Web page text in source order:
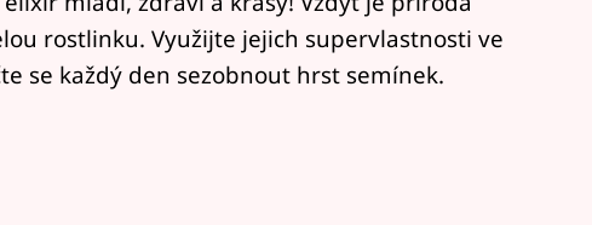
rostlinku. Využijte jejich supervlastnosti ve
se každý den sezobnout hrst semínek.